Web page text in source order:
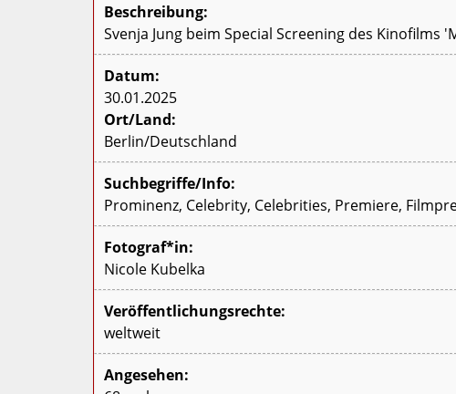
Beschreibung:
Svenja Jung beim Special Screening des Kinofilms
Datum:
30.01.2025
Ort/Land:
Berlin/Deutschland
Suchbegriffe/Info:
Prominenz, Celebrity, Celebrities, Premiere,
Fotograf*in:
Nicole Kubelka
Veröffentlichungsrechte:
weltweit
Angesehen: